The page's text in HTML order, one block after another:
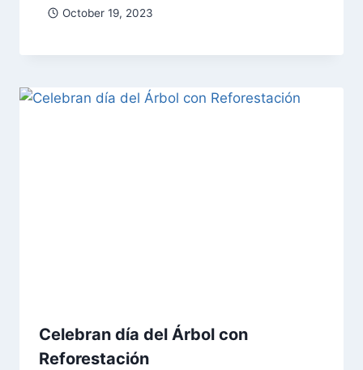
October 19, 2023
Celebran día del Árbol con
Reforestación